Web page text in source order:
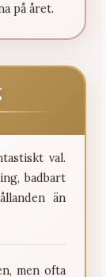
på året.
val.
badbart
än
men ofta